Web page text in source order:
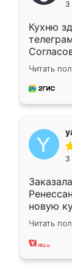
3
Кухню
недели
мебель
Читать
3
новую
вполне
два
Читать